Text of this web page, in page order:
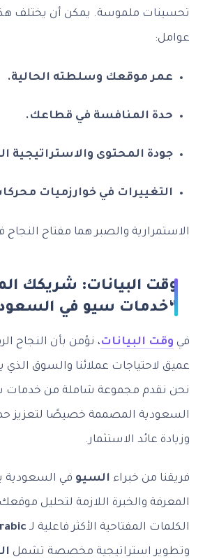
تحسينات ملموسة. يمكن أن يختلف
عوامل:
عمر موقعك وسلطته الحالية.
حدة المنافسة في قطاعك.
جودة المحتوى والاستراتيجية
التغييرات في خوارزميات
الاستمرارية والصبر هما مفتاح النجاح
وقت البيانات: شريكك
“خدمات سيو في
في وقت البيانات، نؤمن بأن النجاح
عميق لاحتياجات عملائنا والسوق الذي
نحن نقدم مجموعة شاملة من خدمات
السعودية المصممة خصيصًا لتعزيز
وزيادة عائد الاستثمار.
فريقنا من خبراء السيو في السعودية
المعرفة والخبرة اللازمة لتحليل
الكلمات المفتاحية الأكثر فاعلية لـ
وتطوير استراتيجية مخصصة تشمل